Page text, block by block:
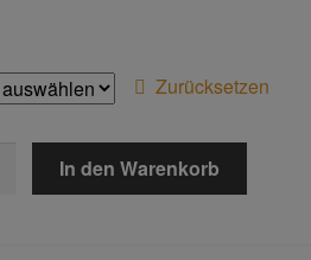
Zurücksetzen
In den Warenkorb